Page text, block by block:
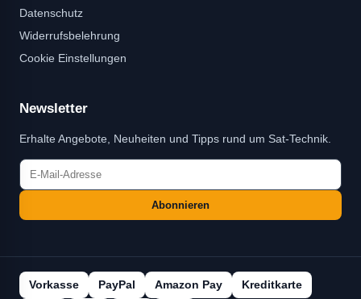
Datenschutz
Widerrufsbelehrung
Cookie Einstellungen
Newsletter
Erhalte Angebote, Neuheiten und Tipps rund um Sat-Technik.
Abonnieren
Vorkasse PayPal Amazon Pay Kreditkarte